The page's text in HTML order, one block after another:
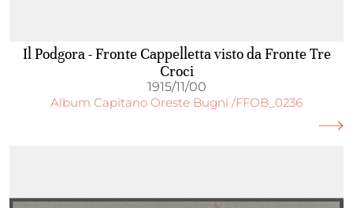
Il Podgora - Fronte Cappelletta visto da Fronte Tre
Croci
1915/11/00
Album Capitano Oreste Bugni /FFOB_0236